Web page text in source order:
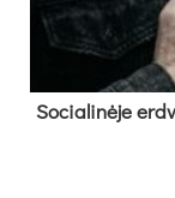
So­cia­li­nė­je